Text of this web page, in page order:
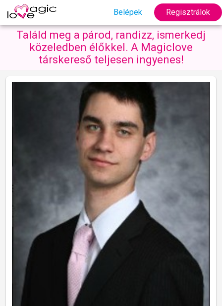
Belépek Regisztrálok
Találd meg a párod, randizz, ismerkedj
közeledben élőkkel. A Magiclove
társkereső teljesen ingyenes!